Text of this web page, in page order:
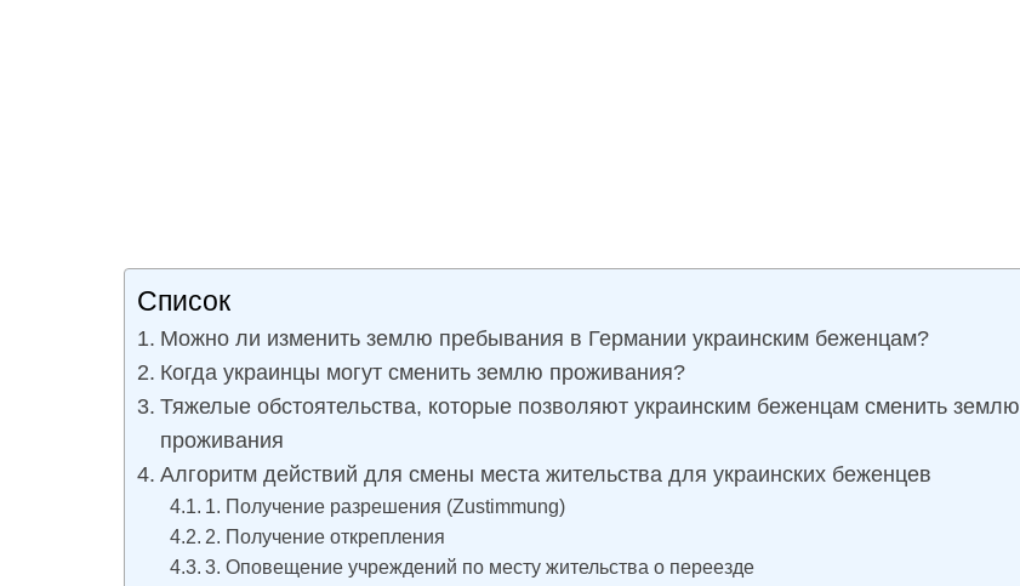
Список
Можно ли изменить землю пребывания в Германии украинским беженцам?
Когда украинцы могут сменить землю проживания?
Тяжелые обстоятельства, которые позволяют украинским беженцам сменить землю
проживания
Алгоритм действий для смены места жительства для украинских беженцев
1. Получение разрешения (Zustimmung)
2. Получение открепления
3. Оповещение учреждений по месту жительства о переезде